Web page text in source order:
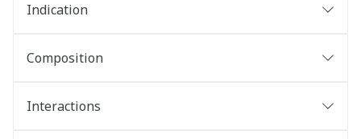
Indication
Composition
Interactions